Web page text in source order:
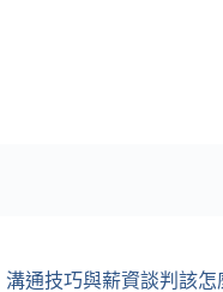
通技巧與薪資談判該怎